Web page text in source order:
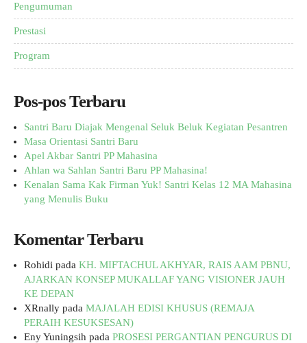
Pengumuman
Prestasi
Program
Pos-pos Terbaru
Santri Baru Diajak Mengenal Seluk Beluk Kegiatan Pesantren
Masa Orientasi Santri Baru
Apel Akbar Santri PP Mahasina
Ahlan wa Sahlan Santri Baru PP Mahasina!
Kenalan Sama Kak Firman Yuk! Santri Kelas 12 MA Mahasina
yang Menulis Buku
Komentar Terbaru
Rohidi pada KH. MIFTACHUL AKHYAR, RAIS AAM PBNU,
AJARKAN KONSEP MUKALLAF YANG VISIONER JAUH
KE DEPAN
XRnally pada MAJALAH EDISI KHUSUS (REMAJA
PERAIH KESUKSESAN)
Eny Yuningsih pada PROSESI PERGANTIAN PENGURUS DI